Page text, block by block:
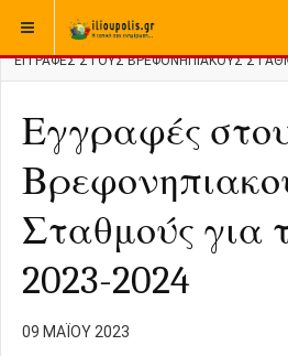
ΒΡΊΣΚΕΣΤΕ ΕΔΏ: ΑΡΧΙΚΉ
ΕΓΓΡΑΦΈΣ ΣΤΟΥΣ ΒΡΕΦΟΝΗΠΙΑΚΟΎΣ
Εγγραφές
Σταθμούς για
2023-2024
09 ΜΑΪ́ΟΥ 2023